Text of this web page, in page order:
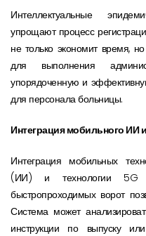
Интеллектуальные
упрощают процесс
не только экономит время,
для выполнения
упорядоченную и
для персонала больницы.
Интеграция мобильного ИИ
Интеграция мобильных
(ИИ) и технологии 5G с
быстропроходимых ворот
Система может
инструкции по выпуску